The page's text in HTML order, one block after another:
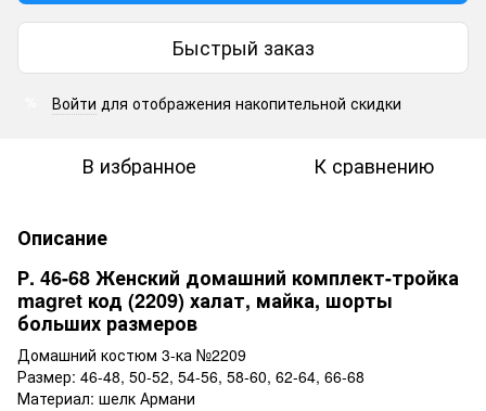
Быстрый заказ
Войти для отображения накопительной скидки
В избранное К сравнению
Описание
Р. 46-68 Женский домашний комплект-тройка
magret код (2209) халат, майка, шорты
больших размеров
Домашний костюм 3-ка №2209
Размер: 46-48, 50-52, 54-56, 58-60, 62-64, 66-68
Материал: шелк Армани